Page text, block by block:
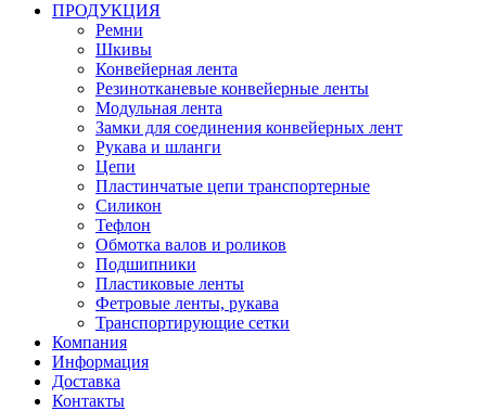
ПРОДУКЦИЯ
Ремни
Шкивы
Конвейерная лента
Резинотканевые конвейерные ленты
Модульная лента
Замки для соединения конвейерных лент
Рукава и шланги
Цепи
Пластинчатые цепи транспортерные
Силикон
Тефлон
Обмотка валов и роликов
Подшипники
Пластиковые ленты
Фетровые ленты, рукава
Транспортирующие сетки
Компания
Информация
Доставка
Контакты